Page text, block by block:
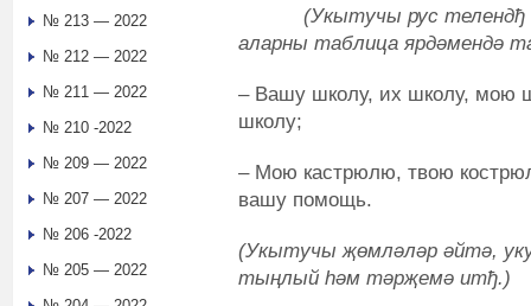
(Укытучы рус телендђ
аларны таблица ярдәмендә
– Вашу школу, их школу, мою
школу;
– Мою кастрюлю, твою
вашу помощь.
(Укытучы җөмләләр әйтә,
тыңлый һәм тәрҗемә итђ.)
№ 213 — 2022
№ 212 — 2022
№ 211 — 2022
№ 210 -2022
№ 209 — 2022
№ 207 — 2022
№ 206 -2022
№ 205 — 2022